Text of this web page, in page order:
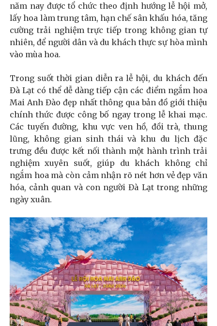
năm nay được tổ chức theo định hướng lễ hội mở,
lấy hoa làm trung tâm, hạn chế sân khấu hóa, tăng
cường trải nghiệm trực tiếp trong không gian tự
nhiên, để người dân và du khách thực sự hòa mình
vào mùa hoa.
Trong suốt thời gian diễn ra lễ hội, du khách đến
Đà Lạt có thể dễ dàng tiếp cận các điểm ngắm hoa
Mai Anh Đào đẹp nhất thông qua bản đồ giới thiệu
chính thức được công bố ngay trong lễ khai mạc.
Các tuyến đường, khu vực ven hồ, đồi trà, thung
lũng, không gian sinh thái và khu du lịch đặc
trưng đều được kết nối thành một hành trình trải
nghiệm xuyên suốt, giúp du khách không chỉ
ngắm hoa mà còn cảm nhận rõ nét hơn vẻ đẹp văn
hóa, cảnh quan và con người Đà Lạt trong những
ngày xuân.